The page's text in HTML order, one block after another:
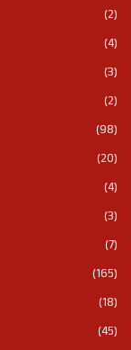
(2)
(4)
(3)
(2)
(98)
(20)
(4)
(3)
(7)
(165)
(18)
(45)